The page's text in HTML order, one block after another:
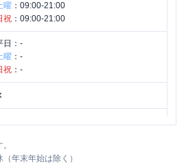
曜 ： 09:00-21:00
祝 ： 09:00-21:00
日： -
曜 ： -
祝 ： -
玉県川越市脇田本町１６－３ 堀ビル
Ｆ年末年始は除く）